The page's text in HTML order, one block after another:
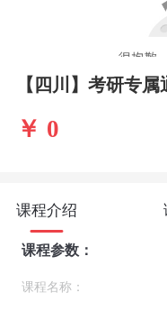
【四川】考研专
￥ 0
课程介绍
课程参数：
课程名称：